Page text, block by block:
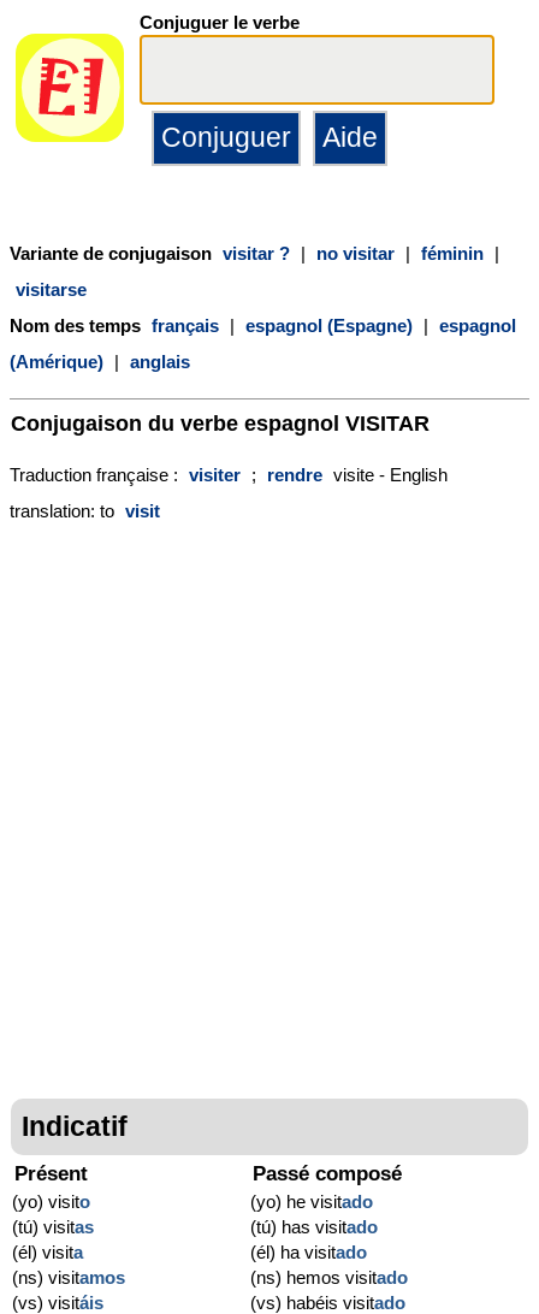
Conjuguer le verbe
Variante de conjugaison visitar ? | no visitar | féminin |
visitarse
Nom des temps français | espagnol (Espagne) | espagnol
(Amérique) | anglais
Conjugaison du verbe espagnol VISITAR
Traduction française : visiter ; rendre visite - English
translation: to visit
Indicatif
Présent
(yo) visito
(tú) visitas
(él) visita
(ns) visitamos
(vs) visitáis
Passé composé
(yo) he visitado
(tú) has visitado
(él) ha visitado
(ns) hemos visitado
(vs) habéis visitado